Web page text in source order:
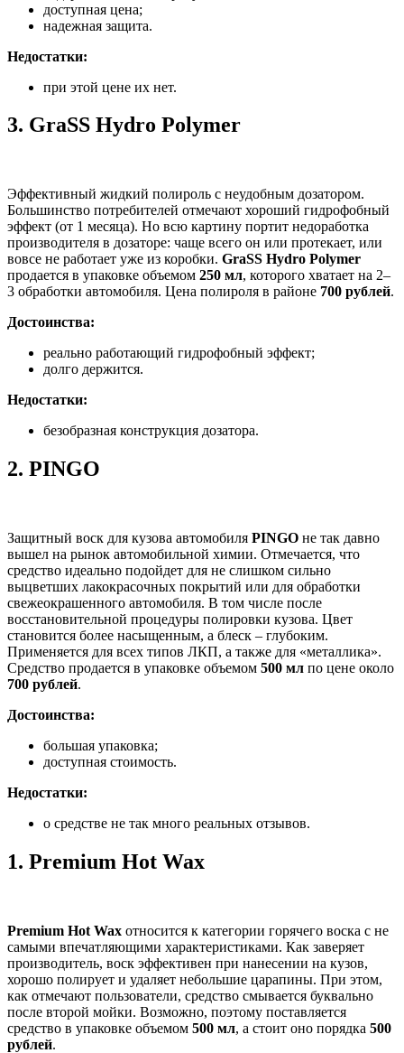
доступная цена;
надежная защита.
Недостатки:
при этой цене их нет.
3. GraSS Hydro Polymer
Эффективный жидкий полироль с неудобным дозатором.
Большинство потребителей отмечают хороший гидрофобный
эффект (от 1 месяца). Но всю картину портит недоработка
производителя в дозаторе: чаще всего он или протекает, или
вовсе не работает уже из коробки. GraSS Hydro Polymer
продается в упаковке объемом 250 мл, которого хватает на 2–
3 обработки автомобиля. Цена полироля в районе 700 рублей.
Достоинства:
реально работающий гидрофобный эффект;
долго держится.
Недостатки:
безобразная конструкция дозатора.
2. PINGO
Защитный воск для кузова автомобиля PINGO не так давно
вышел на рынок автомобильной химии. Отмечается, что
средство идеально подойдет для не слишком сильно
выцветших лакокрасочных покрытий или для обработки
свежеокрашенного автомобиля. В том числе после
восстановительной процедуры полировки кузова. Цвет
становится более насыщенным, а блеск – глубоким.
Применяется для всех типов ЛКП, а также для «металлика».
Средство продается в упаковке объемом 500 мл по цене около
700 рублей.
Достоинства:
большая упаковка;
доступная стоимость.
Недостатки:
о средстве не так много реальных отзывов.
1. Premium Hot Wax
Premium Hot Wax относится к категории горячего воска с не
самыми впечатляющими характеристиками. Как заверяет
производитель, воск эффективен при нанесении на кузов,
хорошо полирует и удаляет небольшие царапины. При этом,
как отмечают пользователи, средство смывается буквально
после второй мойки. Возможно, поэтому поставляется
средство в упаковке объемом 500 мл, а стоит оно порядка 500
рублей.